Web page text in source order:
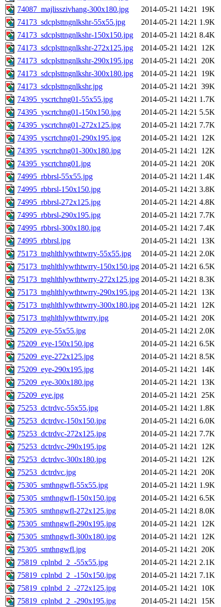
74087_majlisszivhang-300x180.jpg
2014-05-21 14:21 19K
74173_sdcplsttngnlkshr-55x55.jpg
2014-05-21 14:21 1.9K
74173_sdcplsttngnlkshr-150x150.jpg
2014-05-21 14:21 8.4K
74173_sdcplsttngnlkshr-272x125.jpg
2014-05-21 14:21 12K
74173_sdcplsttngnlkshr-290x195.jpg
2014-05-21 14:21 20K
74173_sdcplsttngnlkshr-300x180.jpg
2014-05-21 14:21 19K
74173_sdcplsttngnlkshr.jpg
2014-05-21 14:21 39K
74395_yscrtchng01-55x55.jpg
2014-05-21 14:21 1.7K
74395_yscrtchng01-150x150.jpg
2014-05-21 14:21 5.5K
74395_yscrtchng01-272x125.jpg
2014-05-21 14:21 7.7K
74395_yscrtchng01-290x195.jpg
2014-05-21 14:21 12K
74395_yscrtchng01-300x180.jpg
2014-05-21 14:21 12K
74395_yscrtchng01.jpg
2014-05-21 14:21 20K
74995_rbbrsl-55x55.jpg
2014-05-21 14:21 1.4K
74995_rbbrsl-150x150.jpg
2014-05-21 14:21 3.8K
74995_rbbrsl-272x125.jpg
2014-05-21 14:21 4.8K
74995_rbbrsl-290x195.jpg
2014-05-21 14:21 7.7K
74995_rbbrsl-300x180.jpg
2014-05-21 14:21 7.4K
74995_rbbrsl.jpg
2014-05-21 14:21 13K
75173_tnghlthlywthtwrry-55x55.jpg
2014-05-21 14:21 2.0K
75173_tnghlthlywthtwrry-150x150.jpg 2014-05-21 14:21 6.5K
75173_tnghlthlywthtwrry-272x125.jpg 2014-05-21 14:21 8.3K
75173_tnghlthlywthtwrry-290x195.jpg 2014-05-21 14:21 13K
75173_tnghlthlywthtwrry-300x180.jpg 2014-05-21 14:21 12K
75173_tnghlthlywthtwrry.jpg
2014-05-21 14:21 20K
75209_eye-55x55.jpg
2014-05-21 14:21 2.0K
75209_eye-150x150.jpg
2014-05-21 14:21 6.5K
75209_eye-272x125.jpg
2014-05-21 14:21 8.5K
75209_eye-290x195.jpg
2014-05-21 14:21 14K
75209_eye-300x180.jpg
2014-05-21 14:21 13K
75209_eye.jpg
2014-05-21 14:21 25K
75253_dctrdvc-55x55.jpg
2014-05-21 14:21 1.8K
75253_dctrdvc-150x150.jpg
2014-05-21 14:21 6.0K
75253_dctrdvc-272x125.jpg
2014-05-21 14:21 7.7K
75253_dctrdvc-290x195.jpg
2014-05-21 14:21 12K
75253_dctrdvc-300x180.jpg
2014-05-21 14:21 12K
75253_dctrdvc.jpg
2014-05-21 14:21 20K
75305_smthngwfl-55x55.jpg
2014-05-21 14:21 1.9K
75305_smthngwfl-150x150.jpg
2014-05-21 14:21 6.5K
75305_smthngwfl-272x125.jpg
2014-05-21 14:21 8.0K
75305_smthngwfl-290x195.jpg
2014-05-21 14:21 12K
75305_smthngwfl-300x180.jpg
2014-05-21 14:21 12K
75305_smthngwfl.jpg
2014-05-21 14:21 20K
75819_cplnbd_2_-55x55.jpg
2014-05-21 14:21 2.1K
75819_cplnbd_2_-150x150.jpg
2014-05-21 14:21 7.1K
75819_cplnbd_2_-272x125.jpg
2014-05-21 14:21 10K
75819_cplnbd_2_-290x195.jpg
2014-05-21 14:21 15K